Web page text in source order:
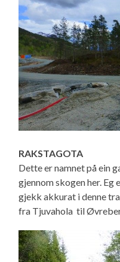
RAKSTAGOTA
Dette er namnet på ein
gjennom skogen her. Eg
gjekk akkurat i denne
fra Tjuvahola til